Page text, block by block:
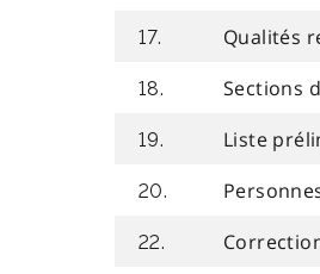
17. Qualités
18. Sections
19. Liste
20.
22.